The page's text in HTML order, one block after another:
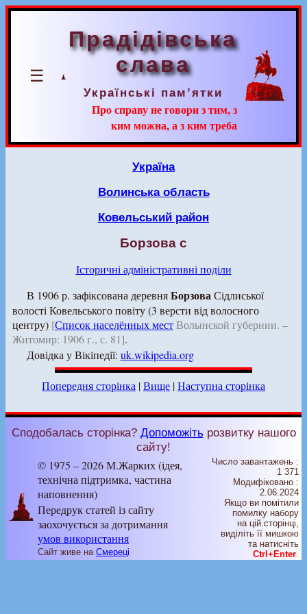
☰
Прадідівська
слава
Українські пам’ятки
Про справу не говори з тим, з
ким можна, а з ким треба
Україна
Волинська область
Ковельський район
Борзова с
Історичні адміністративні поділи
В 1906 р. зафіксована деревняБорзова Сідлиської
волості Ковельського повіту (3 версти від волосного
центру) [Список населённых местВолынской губернии. –
Житомир: 1906 г., с. 81].
Довідка у Вікіпедії: uk.wikipedia.org
Попередня сторінка |Вище |Наступна сторінка
Сподобалась сторінка? Допоможітьрозвитку нашого
сайту!
© 1975 – 2026 М.Жарких (ідея,
технічна підтримка, частина
наповнення)
Передрук статей із сайту
заохочується за дотримання
умов використання
Сайт живе на Смереці
Число завантажень :
1 371
Модифіковано :
2.06.2024
Якщо ви помітили
помилку набору
на цiй сторiнцi,
видiлiть її мишкою
та натисніть
Ctrl+Enter.